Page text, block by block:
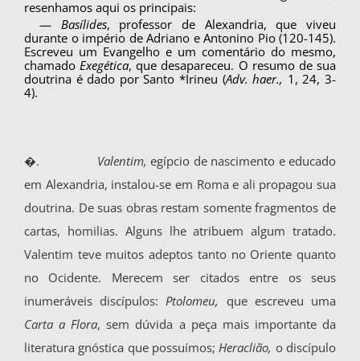
resenhamos aqui os princi­pais:
— Basílides, professor de Alexandria, que vi­veu
durante o império de Adriano e Antonino Pio (120-145).
Escreveu um Evangelho e um comen­tário do mesmo,
chamado Exegética, que desa­pareceu. O resumo de sua
doutrina é dado por Santo *Irineu (Adv. haer., 1, 24, 3-
4).
�. Valentim, egípcio de nascimento e educa­do
em Alexandria, instalou-se em Roma e ali pro­pagou sua
doutrina. De suas obras restam somente fragmentos de
cartas, homilias. Alguns lhe atri­buem algum tratado.
Valentim teve muitos adep­tos tanto no Oriente quanto
no Ocidente. Mere­cem ser citados entre os seus
inumeráveis discí­pulos:Ptolomeu, que escreveu uma
Carta a Flo­ra, sem dúvida a peça mais importante da
litera­tura gnóstica que possuímos;Heraclião, o discí­pulo